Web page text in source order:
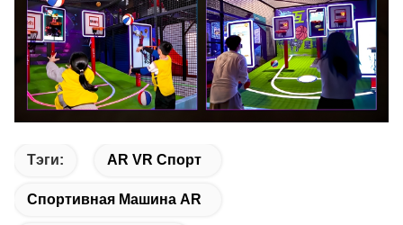
Тэги: AR VR Спорт
Спортивная Машина AR